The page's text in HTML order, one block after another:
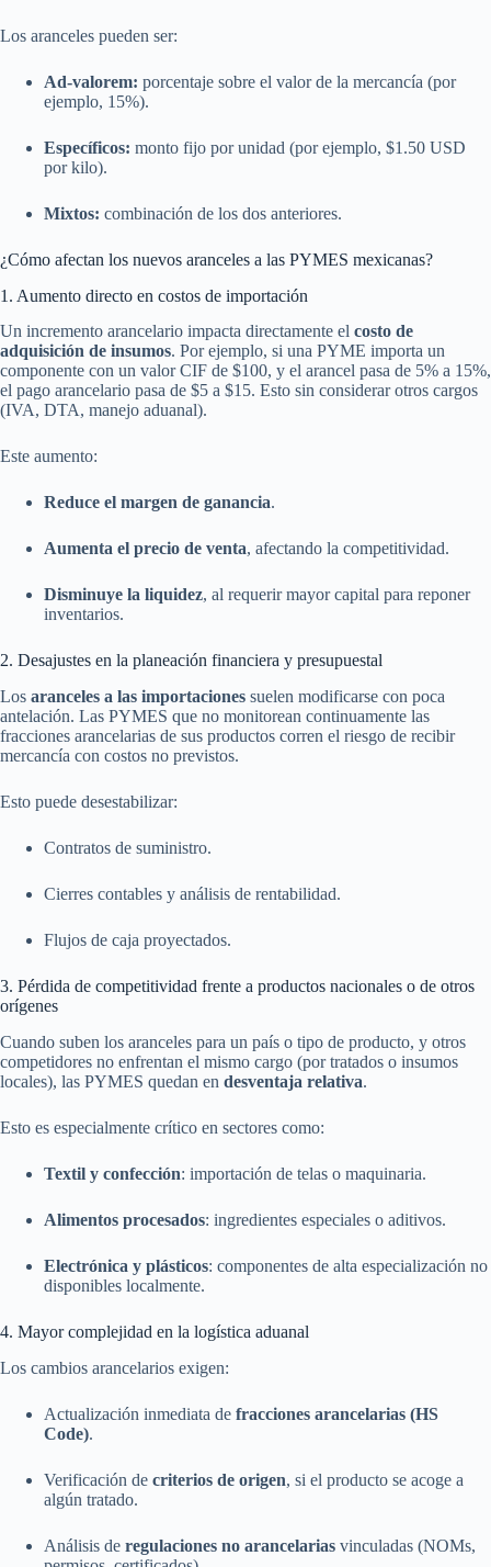
Los aranceles pueden ser:
Ad-valorem: porcentaje sobre el valor de la mercancía (por
ejemplo, 15%).
Específicos: monto fijo por unidad (por ejemplo, $1.50 USD
por kilo).
Mixtos: combinación de los dos anteriores.
¿Cómo afectan los nuevos aranceles a las PYMES mexicanas?
1. Aumento directo en costos de importación
Un incremento arancelario impacta directamente el costo de
adquisición de insumos. Por ejemplo, si una PYME importa un
componente con un valor CIF de $100, y el arancel pasa de 5% a 15%,
el pago arancelario pasa de $5 a $15. Esto sin considerar otros cargos
(IVA, DTA, manejo aduanal).
Este aumento:
Reduce el margen de ganancia.
Aumenta el precio de venta, afectando la competitividad.
Disminuye la liquidez, al requerir mayor capital para reponer
inventarios.
2. Desajustes en la planeación financiera y presupuestal
Los aranceles a las importaciones suelen modificarse con poca
antelación. Las PYMES que no monitorean continuamente las
fracciones arancelarias de sus productos corren el riesgo de recibir
mercancía con costos no previstos.
Esto puede desestabilizar:
Contratos de suministro.
Cierres contables y análisis de rentabilidad.
Flujos de caja proyectados.
3. Pérdida de competitividad frente a productos nacionales o de otros
orígenes
Cuando suben los aranceles para un país o tipo de producto, y otros
competidores no enfrentan el mismo cargo (por tratados o insumos
locales), las PYMES quedan en desventaja relativa.
Esto es especialmente crítico en sectores como:
Textil y confección: importación de telas o maquinaria.
Alimentos procesados: ingredientes especiales o aditivos.
Electrónica y plásticos: componentes de alta especialización no
disponibles localmente.
4. Mayor complejidad en la logística aduanal
Los cambios arancelarios exigen:
Actualización inmediata de fracciones arancelarias (HS
Code).
Verificación de criterios de origen, si el producto se acoge a
algún tratado.
Análisis de regulaciones no arancelarias vinculadas (NOMs,